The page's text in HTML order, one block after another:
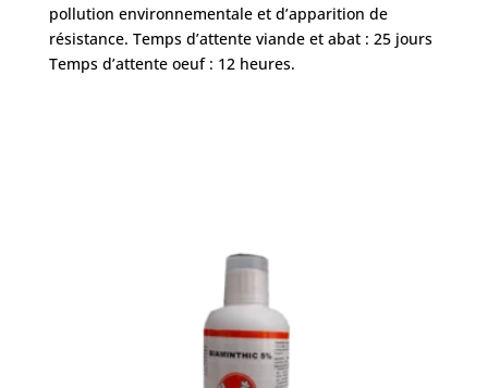
pollution environnementale et d’apparition de
résistance. Temps d’attente viande et abat : 25 jours
Temps d’attente oeuf : 12 heures.